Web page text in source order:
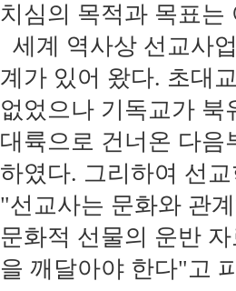
치심의 목적과 목표는
세계 역사상 선교사
계가 있어 왔다. 초대
없었으나 기독교가 북
대륙으로 건너온 다음
하였다. 그리하여 선
"선교사는 문화와 관
문화적 선물의 운반
을 깨달아야 한다"고